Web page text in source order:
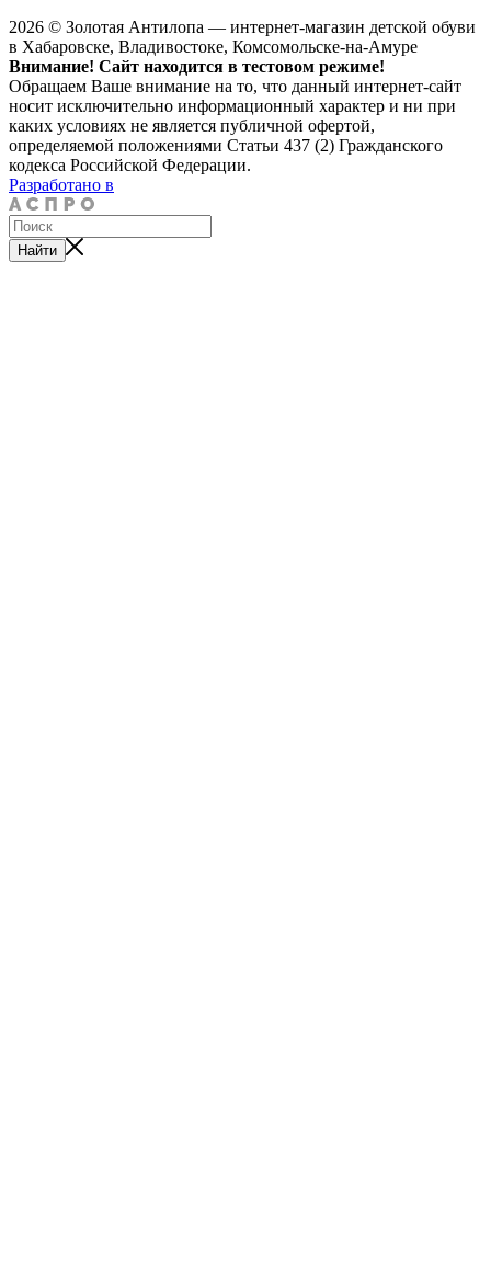
2026 © Золотая Антилопа — интернет-магазин детской обуви
в Хабаровске, Владивостоке, Комсомольске-на-Амуре
Внимание! Сайт находится в тестовом режиме!
Обращаем Ваше внимание на то, что данный интернет-сайт
носит исключительно информационный характер и ни при
каких условиях не является публичной офертой,
определяемой положениями Статьи 437 (2) Гражданского
кодекса Российской Федерации.
Разработано в
Найти